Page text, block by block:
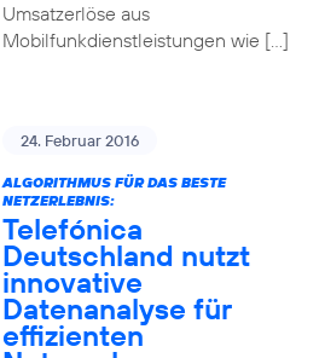
Umsatzerlöse aus
Mobilfunkdienstleistungen wie […]
24. Februar 2016
ALGORITHMUS FÜR DAS BESTE
NETZERLEBNIS:
Telefónica
Deutschland nutzt
innovative
Datenanalyse für
effizienten